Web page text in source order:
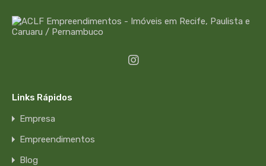
Links Rápidos
Empresa
Empreendimentos
Blog